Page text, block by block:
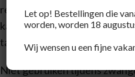
resultaat
kan de dosering tijdelijk
tabletten per dag.
Niet gebruiken tijdens
Let op! Bestellingen die
worden, worden 18
Wij wensen u een fijne